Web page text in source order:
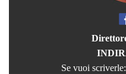
Se vuoi scriverle: